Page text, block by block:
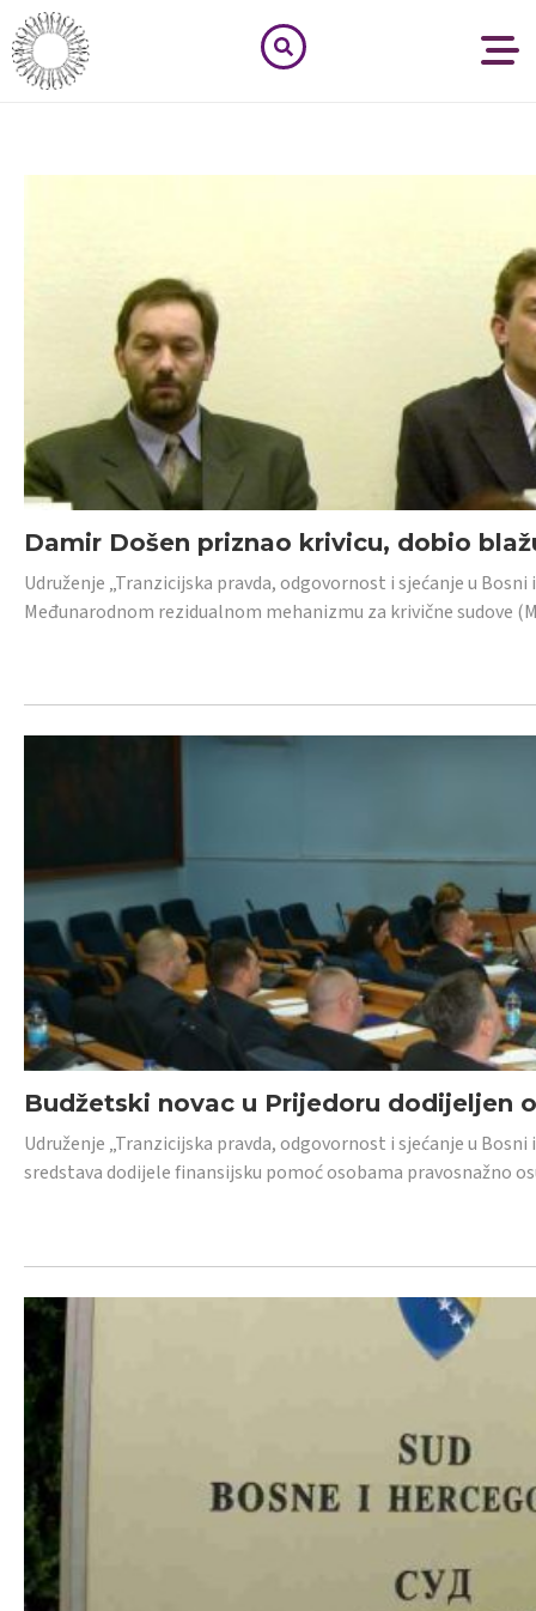
Damir Došen priznao krivicu, dobio
Udruženje „Tranzicijska pravda, odgovornost i sjećanje u
Međunarodnom rezidualnom mehanizmu za krivične sudove
Budžetski novac u Prijedoru dodijeljen
Udruženje „Tranzicijska pravda, odgovornost i sjećanje u
sredstava dodijele finansijsku pomoć osobama pravosnažno